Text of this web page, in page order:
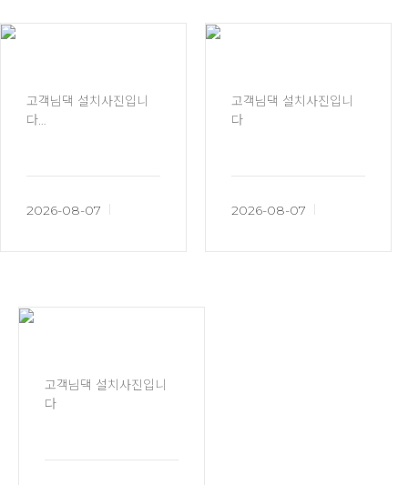
고객님댁 설치사진입니
다
2026-08-07
고객님댁 설치사진입니
다
2026-08-07
고객님댁 설치사진입니
다